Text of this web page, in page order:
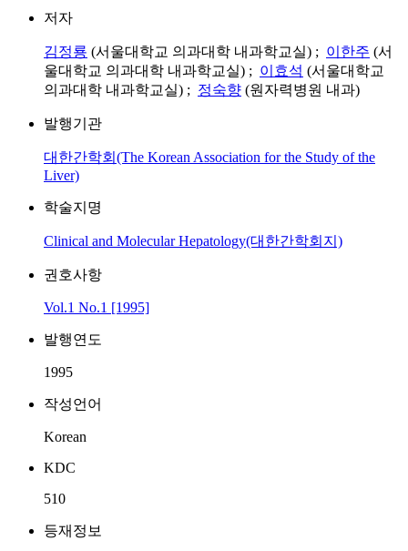
저자
김정룡 (서울대학교 의과대학 내과학교실) ; 이한주 (서
울대학교 의과대학 내과학교실) ; 이효석 (서울대학교
의과대학 내과학교실) ; 정숙향 (원자력병원 내과)
발행기관
대한간학회(The Korean Association for the Study of the
Liver)
학술지명
Clinical and Molecular Hepatology(대한간학회지)
권호사항
Vol.1 No.1 [1995]
발행연도
1995
작성언어
Korean
KDC
510
등재정보